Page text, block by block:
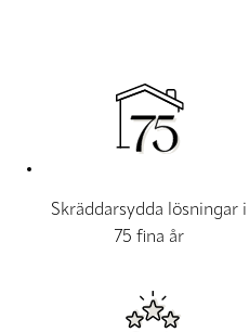
Skräddarsydda lösningar i
75 fina år